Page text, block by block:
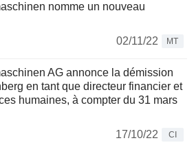
nomme un nouveau
02/11/22
MT
AG annonce la démission
en tant que directeur financier et
humaines, à compter du 31 mars
17/10/22
CI